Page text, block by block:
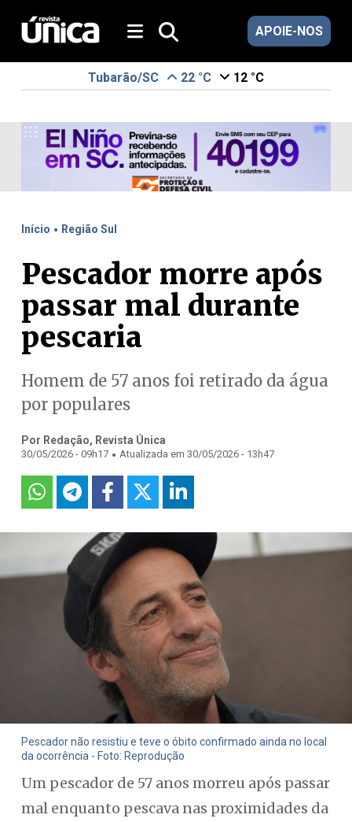
APOIE-NOS
Tubarão/SC 22 °C 12 °C
Início . Região Sul
Pescador morre após
passar mal durante
pescaria
Homem de 57 anos foi retirado da água
por populares
Por Redação, Revista Única
30/05/2026 - 09h17 . Atualizada em 30/05/2026 - 13h47
Pescador não resistiu e teve o óbito confirmado ainda no local
da ocorrência - Foto: Reprodução
Um pescador de 57 anos morreu após passar
mal enquanto pescava nas proximidades da